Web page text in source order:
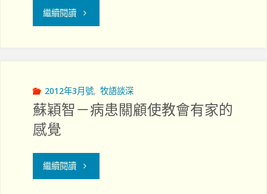
亞"
繼續閱讀"普
患
教
2012年3月號, 牧語談深
蘇穎智－病患關顧使教會有家的
感覺
繼續閱讀"蘇